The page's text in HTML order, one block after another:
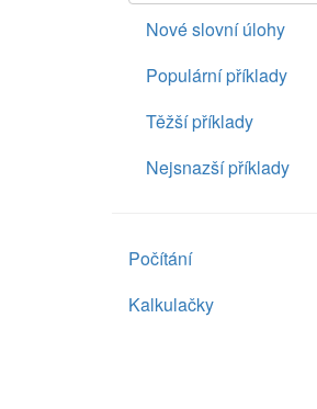
Nové slovní úlohy
Populární příklady
Těžší příklady
Nejsnazší příklady
Počítání
Kalkulačky